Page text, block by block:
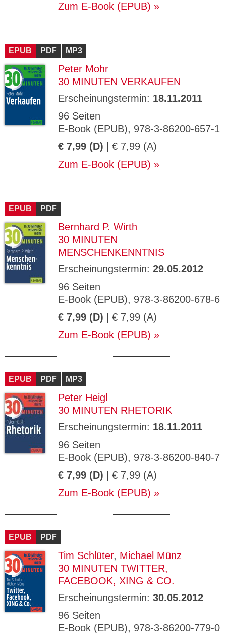
Zum E-Book (EPUB)
EPUB PDF MP3
Peter Mohr
30 MINUTEN VERKAUFEN
Erscheinungstermin: 18.11.2011
96 Seiten
E-Book (EPUB), 978-3-86200-657-1
€ 7,99 (D) | € 7,99 (A)
Zum E-Book (EPUB)
EPUB PDF
Bernhard P. Wirth
30 MINUTEN
MENSCHENKENNTNIS
Erscheinungstermin: 29.05.2012
96 Seiten
E-Book (EPUB), 978-3-86200-678-6
€ 7,99 (D) | € 7,99 (A)
Zum E-Book (EPUB)
EPUB PDF MP3
Peter Heigl
30 MINUTEN RHETORIK
Erscheinungstermin: 18.11.2011
96 Seiten
E-Book (EPUB), 978-3-86200-840-7
€ 7,99 (D) | € 7,99 (A)
Zum E-Book (EPUB)
EPUB PDF
Tim Schlüter, Michael Münz
30 MINUTEN TWITTER,
FACEBOOK, XING & CO.
Erscheinungstermin: 30.05.2012
96 Seiten
E-Book (EPUB), 978-3-86200-779-0